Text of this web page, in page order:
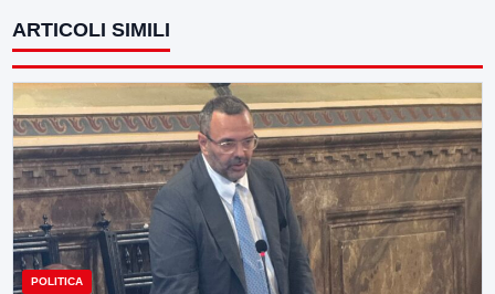
ARTICOLI SIMILI
POLITICA